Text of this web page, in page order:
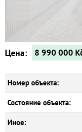
Цена: 8 990 000
Номер объекта:
Состояние объекта:
Иное: